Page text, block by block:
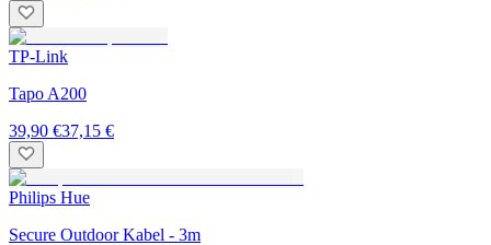
TP-Link
Tapo A200
39,90 €37,15 €
Philips Hue
Secure Outdoor Kabel - 3m